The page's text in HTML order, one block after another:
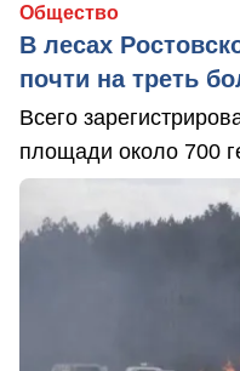
Общество
В лесах
почти на треть
Всего
площади около 700